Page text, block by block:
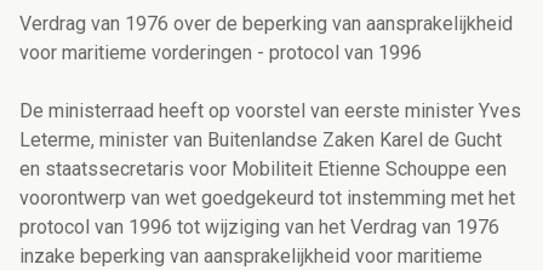
Verdrag van 1976 over de beperking van aansprakelijkheid
voor maritieme vorderingen - protocol van 1996
De ministerraad heeft op voorstel van eerste minister Yves
Leterme, minister van Buitenlandse Zaken Karel de Gucht
en staatssecretaris voor Mobiliteit Etienne Schouppe een
voorontwerp van wet goedgekeurd tot instemming met het
protocol van 1996 tot wijziging van het Verdrag van 1976
inzake beperking van aansprakelijkheid voor maritieme